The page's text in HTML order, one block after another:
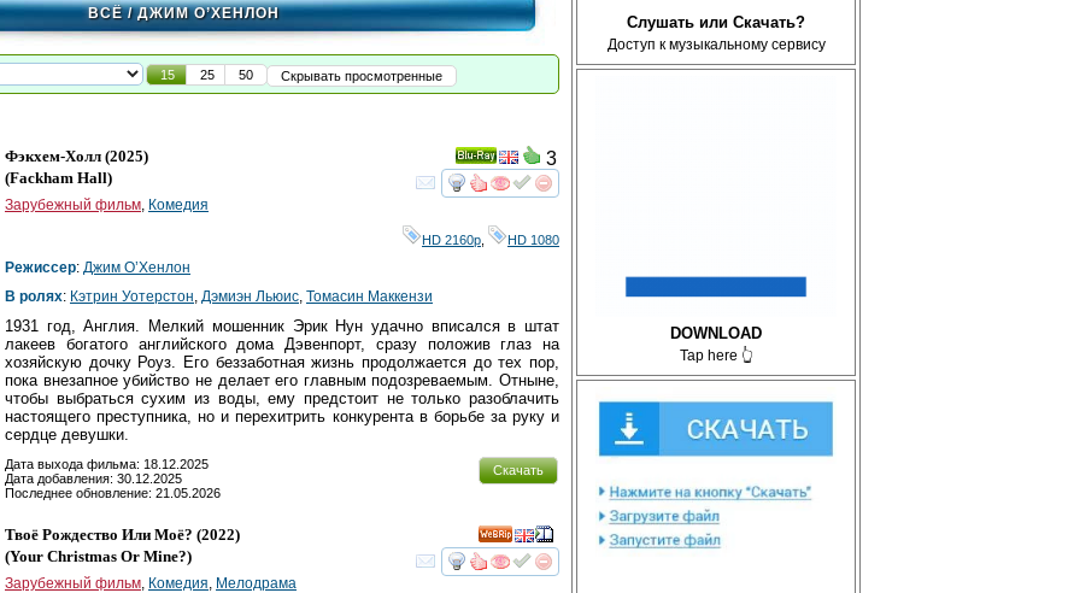
Слушать или Скачать?
Доступ к музыкальному сервису
DOWNLOAD
Tap here 👆
ВСЁ/ ДЖИМ О’ХЕНЛОН
15 25 50 Скрывать просмотренные
смотретьинтересует
Ray
3
Фэкхем-Холл (2025)
(Fackham Hall)
Зарубежный фильм, Комедия
HD 2160р HD 1080
Режиссер: Джим О’Хенлон
В ролях: Кэтрин Уотерстон, Дэмиэн Льюис, Томасин Маккензи
1931 год, Англия. Мелкий мошенник Эрик Нун удачно вписался в штат
лакеев богатого английского дома Дэвенпорт, сразу положив глаз на
хозяйскую дочку Роуз. Его беззаботная жизнь продолжается до тех пор,
пока внезапное убийство не делает его главным подозреваемым. Отныне,
чтобы выбраться сухим из воды, ему предстоит не только разоблачить
настоящего преступника, но и перехитрить конкурента в борьбе за руку и
сердце девушки.
Скачать
Дата выхода фильма: 18.12.2025
Дата добавления: 30.12.2025
Последнее обновление: 21.05.2026
смотретьинтересует
Твоё Рождество Или Моё? (2022)
(Your Christmas Or Mine?)
Зарубежный фильм, Комедия, Мелодрама